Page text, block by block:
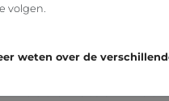
hout en staal in
volgen.
weten over de